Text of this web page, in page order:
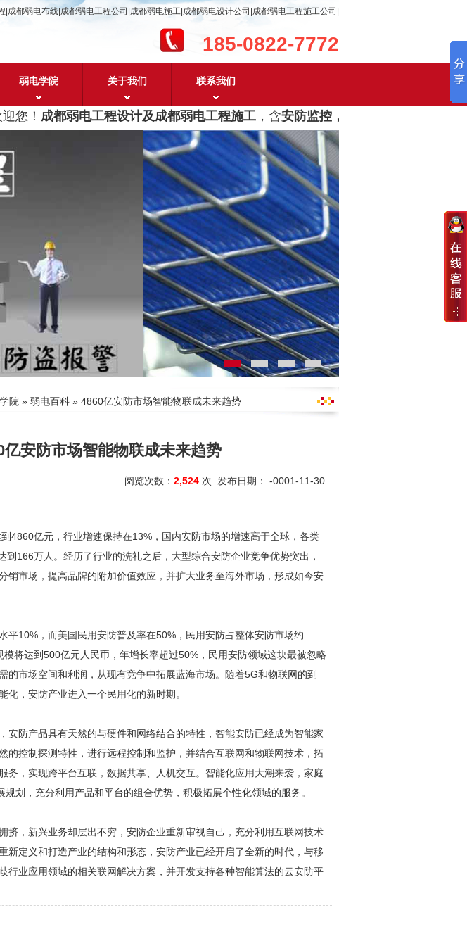
|成都弱电布线|成都弱电工程公司|成都弱电施工|成都弱电设计公司|成都弱电工程施工公司|
185-0822-7772
弱电学院 关于我们 联系我们
您！ 成都弱电工程设计及成都弱电工程施工，含安防监控，系统集成，综合布线，
院 » 弱电百科 » 4860亿安防市场智能物联成未来趋势
亿安防市场智能物联成未来趋势
阅览次数： 2,524 次 发布日期： -0001-11-30
4860亿元，行业增速保持在13%，国内安防市场的增速高于全球，各类
到166万人。经历了行业的洗礼之后，大型综合安防企业竞争优势突出，
销市场，提高品牌的附加价值效应，并扩大业务至海外市场，形成如今安
平10%，而美国民用安防普及率在50%，民用安防占整体安防市场约
模将达到500亿元人民币，年增长率超过50%，民用安防领域这块最被忽略
的市场空间和利润，从现有竞争中拓展蓝海市场。随着5G和物联网的到
化， 安防产业进入一个民用化的新时期。
安防产品具有天然的与硬件和网络结合的特性，智能安防已经成为智能家
的控制探测特性，进行远程控制和监护，并结合互联网和物联网技术，拓
务，实现跨平台互联，数据共享、人机交互。智能化应用大潮来袭，家庭
规划，充分利用产品和平台的组合优势，积极拓展个性化领域的服务。
挤，新兴业务却层出不穷， 安防企业重新审视自己，充分利用互联网技术
新定义和打造产业的结构和形态， 安防产业已经开启了全新的时代，与移
行业应用领域的相关联网解决方案，并开发支持各种智能算法的云安防平